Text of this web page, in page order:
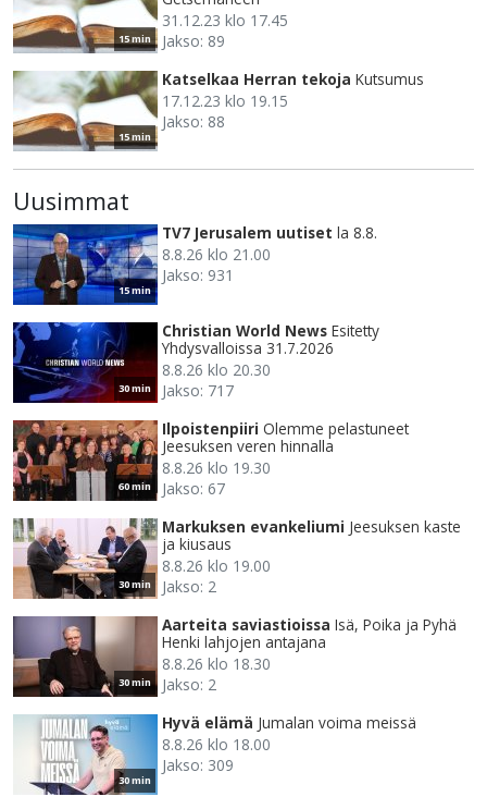
15 min
31.12.23 klo 17.45
Jakso: 89
15 min
Katselkaa Herran tekoja Kutsumus
17.12.23 klo 19.15
Jakso: 88
Uusimmat
15 min
TV7 Jerusalem uutiset la 8.8.
8.8.26 klo 21.00
Jakso: 931
30 min
Christian World News Esitetty
Yhdysvalloissa 31.7.2026
8.8.26 klo 20.30
Jakso: 717
60 min
Ilpoistenpiiri Olemme pelastuneet
Jeesuksen veren hinnalla
8.8.26 klo 19.30
Jakso: 67
30 min
Markuksen evankeliumi Jeesuksen kaste
ja kiusaus
8.8.26 klo 19.00
Jakso: 2
30 min
Aarteita saviastioissa Isä, Poika ja Pyhä
Henki lahjojen antajana
8.8.26 klo 18.30
Jakso: 2
30 min
Hyvä elämä Jumalan voima meissä
8.8.26 klo 18.00
Jakso: 309